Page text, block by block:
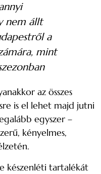
nem állt
a
mint
az összes
is el lehet majd jutni
egyszer –
kényelmes,
készenléti tartalékát